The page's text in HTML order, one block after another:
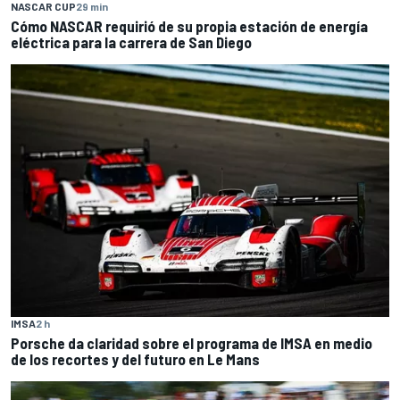
NASCAR CUP29 min
Cómo NASCAR requirió de su propia estación de energía
eléctrica para la carrera de San Diego
IMSA2 h
Porsche da claridad sobre el programa de IMSA en medio
de los recortes y del futuro en Le Mans